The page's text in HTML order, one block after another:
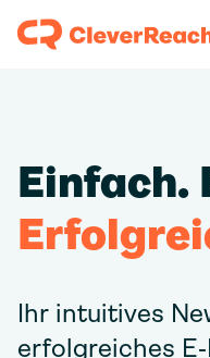
Einfach.
Ihr intuitives
erfolgreiches